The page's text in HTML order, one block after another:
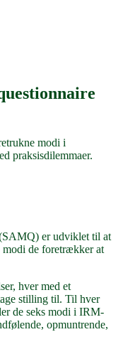
modi i
praksisdilemmaer.
er udviklet til at
modi de foretrækker at
hver med et
stilling til. Til hver
de seks modi i IRM-
opmuntrende,